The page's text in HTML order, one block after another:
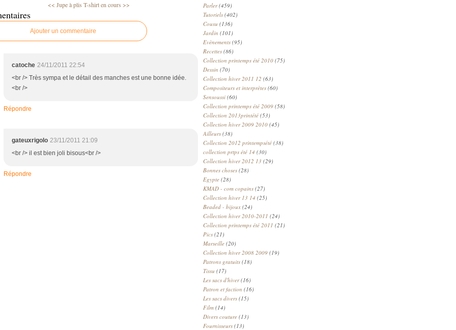
<< Jupe à plis T-shirt en cours >>
Ajouter un commentaire
catoche 24/11/2011 22:54
<br /> Très sympa et le détail des manches est une bonne idée.
<br />
Répondre
gateuxrigolo 23/11/2011 21:09
<br /> il est bien joli bisous<br />
Répondre
Parler(459)
Tutoriels (402)
Cousu (136)
Jardin (101)
Evènements (95)
Recettes (86)
Collection printemps été 2010 (75)
Dessin (70)
Collection hiver 2011 12 (63)
Compositeurs et interprètes (60)
Sensoussi (60)
Collection printemps été 2009 (58)
Collection 2013printété (53)
Collection hiver 2009 2010 (45)
Ailleurs (38)
Collection 2012 printempsété (38)
collection prtps été 14 (30)
Collection hiver 2012 13 (29)
Bonnes choses (28)
Egypte (28)
KMAD - com copains (27)
Collection hiver 13 14 (25)
Beaded - bijoux (24)
Collection hiver 2010-2011 (24)
Collection printemps été 2011 (21)
Pics (21)
Marseille (20)
Collection hiver 2008 2009 (19)
Patrons gratuits (18)
Tissu (17)
Les sacs d'hiver(16)
Patron et faction (16)
Les sacs divers (15)
Film (14)
Divers couture (13)
Fournisseurs (13)